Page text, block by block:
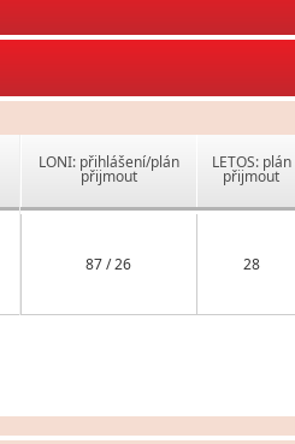
LONI: přihlášení/plán
přijmout
LETOS: plán
přijmout
87 / 26 28